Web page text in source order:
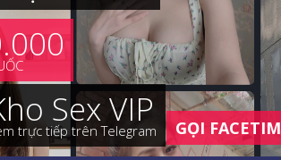
Sex VIP
trực tiếp trên Telegram GỌI